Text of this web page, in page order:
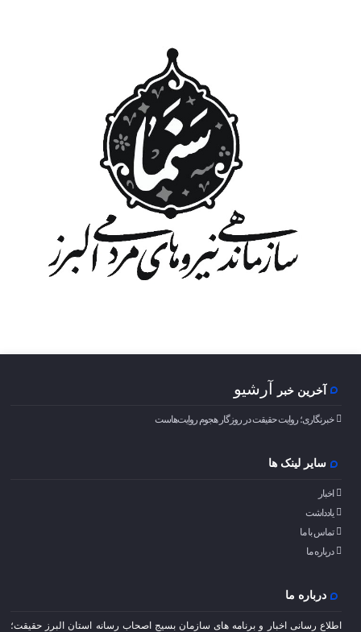
آخرین خبر آرشیو
خبرنگاری؛ روایت حقیقت در روزگار هجوم روایت‌هاست
سایر لینک ها
اخبار
یادداشت
تماس با ما
درباره ما
درباره ما
اطلاع رسانی اخبار و برنامه های سازمان بسیج اصحاب رسانه استان البرز حقیقت؛